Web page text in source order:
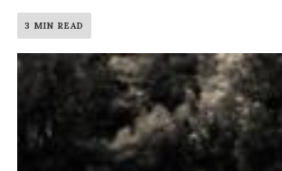
3 MIN READ